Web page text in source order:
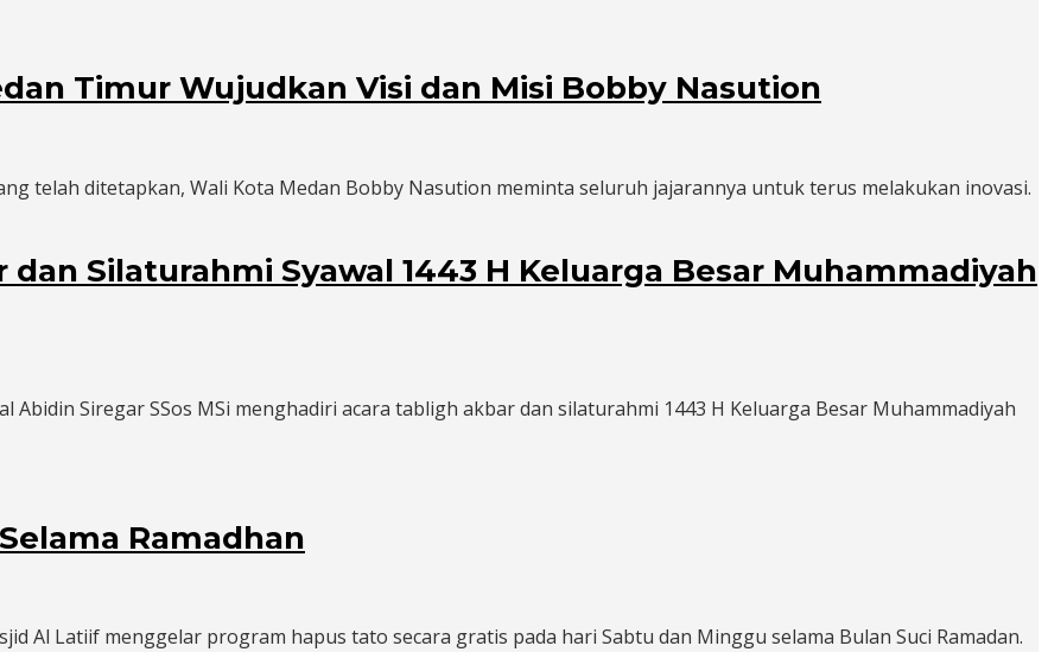
Timur Wujudkan Visi dan Misi Bobby Nasution
telah ditetapkan, Wali Kota Medan Bobby Nasution meminta seluruh jajarannya untuk terus melakukan inovasi.
Silaturahmi Syawal 1443 H Keluarga Besar Muhammadiyah
Abidin Siregar SSos MSi menghadiri acara tabligh akbar dan silaturahmi 1443 H Keluarga Besar Muhammadiyah
Ramadhan
Al Latiif menggelar program hapus tato secara gratis pada hari Sabtu dan Minggu selama Bulan Suci Ramadan.